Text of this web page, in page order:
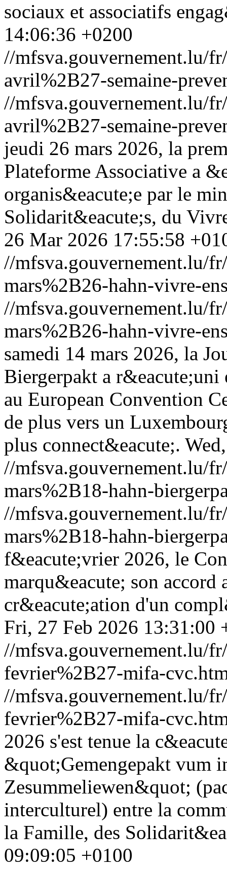
sociaux et associatifs
14:06:36 +0200
//mfsva.gouvernement.lu/
avril%2B27-semaine-
//mfsva.gouvernement.lu/
avril%2B27-semaine-
jeudi 26 mars 2026, la
Plateforme Associative a
organis&eacute;e par le
Solidarit&eacute;s, du
26 Mar 2026 17:55:58
//mfsva.gouvernement.lu/
mars%2B26-hahn-vivre-
//mfsva.gouvernement.lu/
mars%2B26-hahn-vivre-
samedi 14 mars 2026, la
Biergerpakt a
au European Convention
de plus vers un
plus connect&eacute;.
//mfsva.gouvernement.lu/
mars%2B18-hahn-
//mfsva.gouvernement.lu/
mars%2B18-hahn-
f&eacute;vrier 2026, le
marqu&eacute; son
cr&eacute;ation d'un
Fri, 27 Feb 2026 13:31:00
//mfsva.gouvernement.lu/
fevrier%2B27-mifa-
//mfsva.gouvernement.lu/
fevrier%2B27-mifa-
2026 s'est tenue la
&quot;Gemengepakt vum
Zesummeliewen&quot;
interculturel) entre la
la Famille, des
09:09:05 +0100